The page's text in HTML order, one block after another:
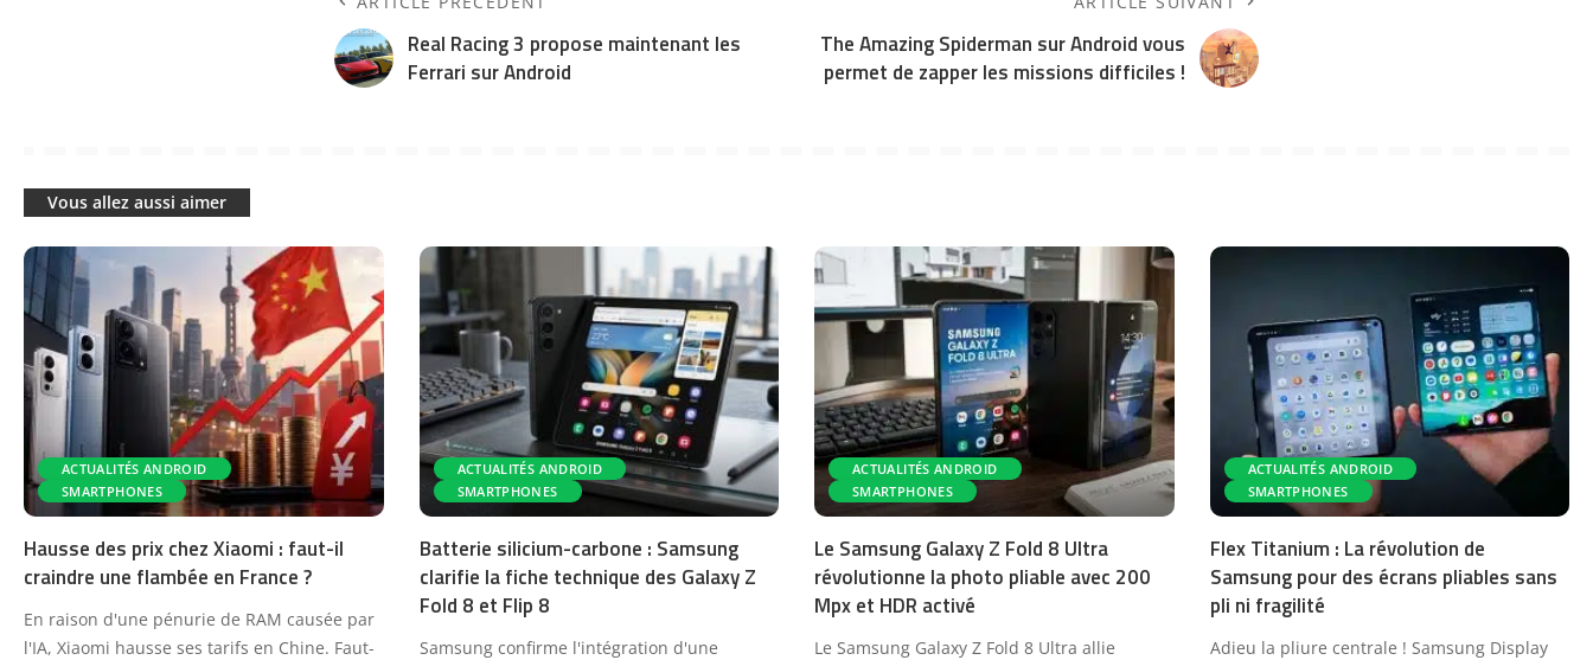
Real Racing 3 propose maintenant les
Ferrari sur Android
The Amazing Spiderman sur Android vous
permet de zapper les missions difficiles !
Vous allez aussi aimer
ACTUALITÉS ANDROID
SMARTPHONES
Hausse des prix chez Xiaomi : faut-il
craindre une flambée en France ?
En raison d'une pénurie de RAM causée par
l'IA, Xiaomi hausse ses tarifs en Chine. Faut-
ACTUALITÉS ANDROID
SMARTPHONES
Batterie silicium-carbone : Samsung
clarifie la fiche technique des Galaxy Z
Fold 8 et Flip 8
Samsung confirme l'intégration d'une
ACTUALITÉS ANDROID
SMARTPHONES
Le Samsung Galaxy Z Fold 8 Ultra
révolutionne la photo pliable avec 200
Mpx et HDR activé
Le Samsung Galaxy Z Fold 8 Ultra allie
ACTUALITÉS ANDROID
SMARTPHONES
Flex Titanium : La révolution de
Samsung pour des écrans pliables sans
pli ni fragilité
Adieu la pliure centrale ! Samsung Display